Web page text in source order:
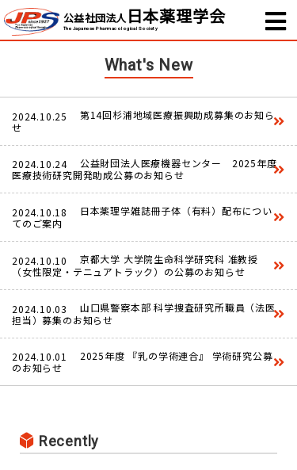
公益社団法人日本薬理学会
The Japanese Pharmacological Society
What's New
2024.10.25
第14回杉浦地域医療振興助成募集のお知ら
せ
2024.10.24
公益財団法人医療機器センター 2025年度
医療技術研究開発助成公募のお知らせ
2024.10.18
日本薬理学雑誌冊子体（有料）配布につい
てのご案内
2024.10.10
京都大学 大学院生命科学研究科 准教授
（女性限定・テニュアトラック）の公募のお知らせ
2024.10.03
山口県警察本部 科学捜査研究所職員（法医
担当）募集のお知らせ
2024.10.01
2025年度 『乳の学術連合』 学術研究公募
のお知らせ
Recently